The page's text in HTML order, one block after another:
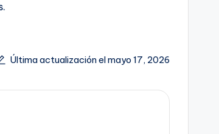
Última actualización el mayo 17, 2026